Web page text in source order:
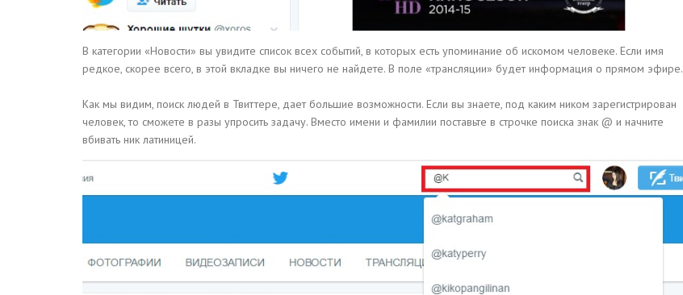
В категории «Новости» вы увидите список всех событий, в которых есть упоминание об искомом человеке. Если имя
редкое, скорее всего, в этой вкладке вы ничего не найдете. В поле «трансляции» будет информация о прямом эфире.
Как мы видим, поиск людей в Твиттере, дает большие возможности. Если вы знаете, под каким ником зарегистрирован
человек, то сможете в разы упросить задачу. Вместо имени и фамилии поставьте в строчке поиска знак @ и начните
вбивать ник латиницей.